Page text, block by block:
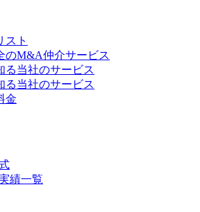
スト
のM&A仲介サービス
る当社のサービス
る当社のサービス
金
績一覧